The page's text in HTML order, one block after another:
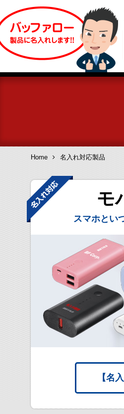
Home 名入れ対応製品
モ
スマホとい
【名